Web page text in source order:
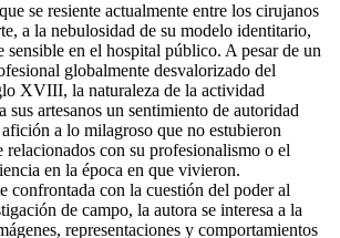
se resiente actualmente entre los cirujanos
a la nebulosidad de su modelo identitario,
sensible en el hospital público. A pesar de un
globalmente desvalorizado del
XVIII, la naturaleza de la actividad
sus artesanos un sentimiento de autoridad
a lo milagroso que no estubieron
relacionados con su profesionalismo o el
en la época en que vivieron.
confrontada con la cuestión del poder al
de campo, la autora se interesa a la
representaciones y comportamientos